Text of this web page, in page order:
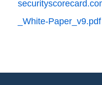
_White-Paper_v9.pdf